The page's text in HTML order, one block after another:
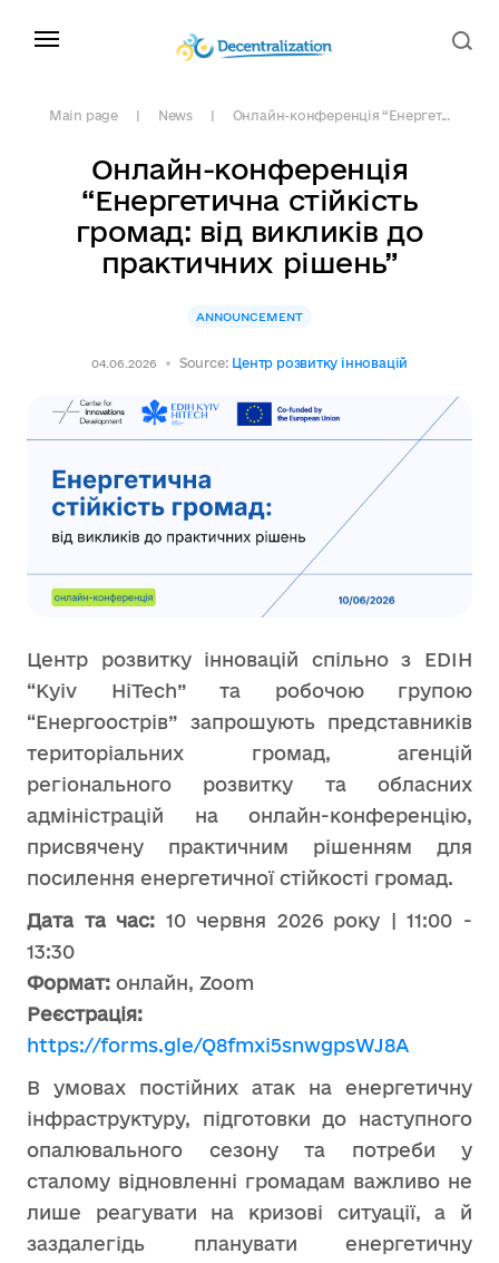
Main page News Онлайн-конференція “Енергет...
Онлайн-конференція
“Енергетична стійкість
громад: від викликів до
практичних рішень”
ANNOUNCEMENT
04.06.2026 Source: Центр розвитку інновацій
Центр розвитку інновацій спільно з EDIH
“Kyiv HiTech” та робочою групою
“Енергоострів” запрошують представників
територіальних громад, агенцій
регіонального розвитку та обласних
адміністрацій на онлайн-конференцію,
присвячену практичним рішенням для
посилення енергетичної стійкості громад.
Дата та час: 10 червня 2026 року | 11:00 -
13:30
Формат: онлайн, Zoom
Реєстрація:
https://forms.gle/Q8fmxi5snwgpsWJ8A
В умовах постійних атак на енергетичну
інфраструктуру, підготовки до наступного
опалювального сезону та потреби у
сталому відновленні громадам важливо не
лише реагувати на кризові ситуації, а й
заздалегідь планувати енергетичну